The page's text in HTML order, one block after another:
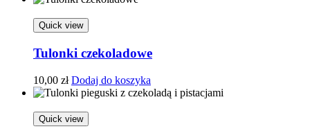
Quick view
Tulonki czekoladowe
10,00 zł Dodaj do koszyka
Quick view